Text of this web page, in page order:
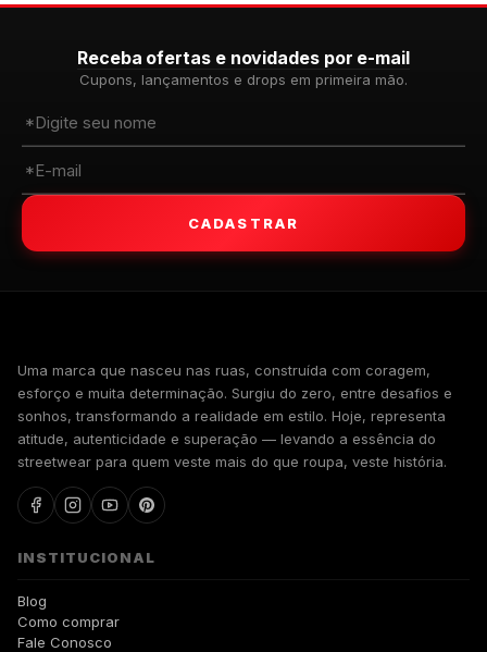
Receba ofertas e novidades por e-mail
Cupons, lançamentos e drops em primeira mão.
CADASTRAR
Uma marca que nasceu nas ruas, construída com coragem,
esforço e muita determinação. Surgiu do zero, entre desafios e
sonhos, transformando a realidade em estilo. Hoje, representa
atitude, autenticidade e superação — levando a essência do
streetwear para quem veste mais do que roupa, veste história.
INSTITUCIONAL
Blog
Como comprar
Fale Conosco